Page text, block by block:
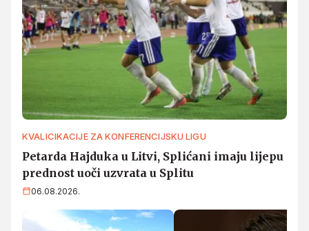
KVALICIKACIJE ZA KONFERENCIJSKU LIGU
Petarda Hajduka u Litvi, Splićani imaju lijepu
prednost uoči uzvrata u Splitu
06.08.2026.